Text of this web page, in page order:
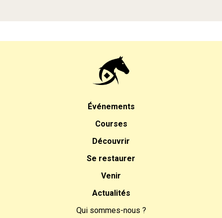
Événements
Courses
Découvrir
Se restaurer
Venir
Actualités
Qui sommes-nous ?